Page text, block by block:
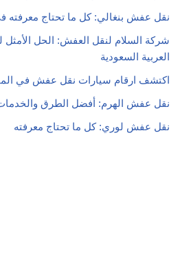
نقل عفش بنغالي: كل ما تحتاج معرفته
شركة السلام لنقل العفش: الحل الأمثل
العربية السعودية
اكتشف ارقام سيارات نقل عفش في
نقل عفش الهرم: أفضل الطرق والخدمات
نقل عفش لوري: كل ما تحتاج معرفته